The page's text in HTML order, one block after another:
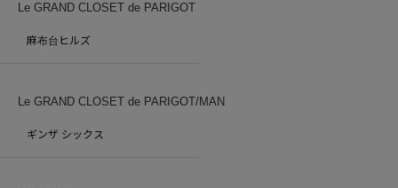
Le GRAND CLOSET de PARIGOT
麻布台ヒルズ
Le GRAND CLOSET de PARIGOT/MAN
ギンザ シックス